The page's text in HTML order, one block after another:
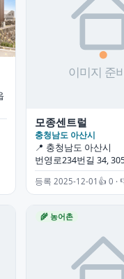
모종센트럴
충청남도 아산시
📍 충청남도 아산시
번영로234번길 34,
등록 2025-12-01 👍 0 ·
🌾 농어촌